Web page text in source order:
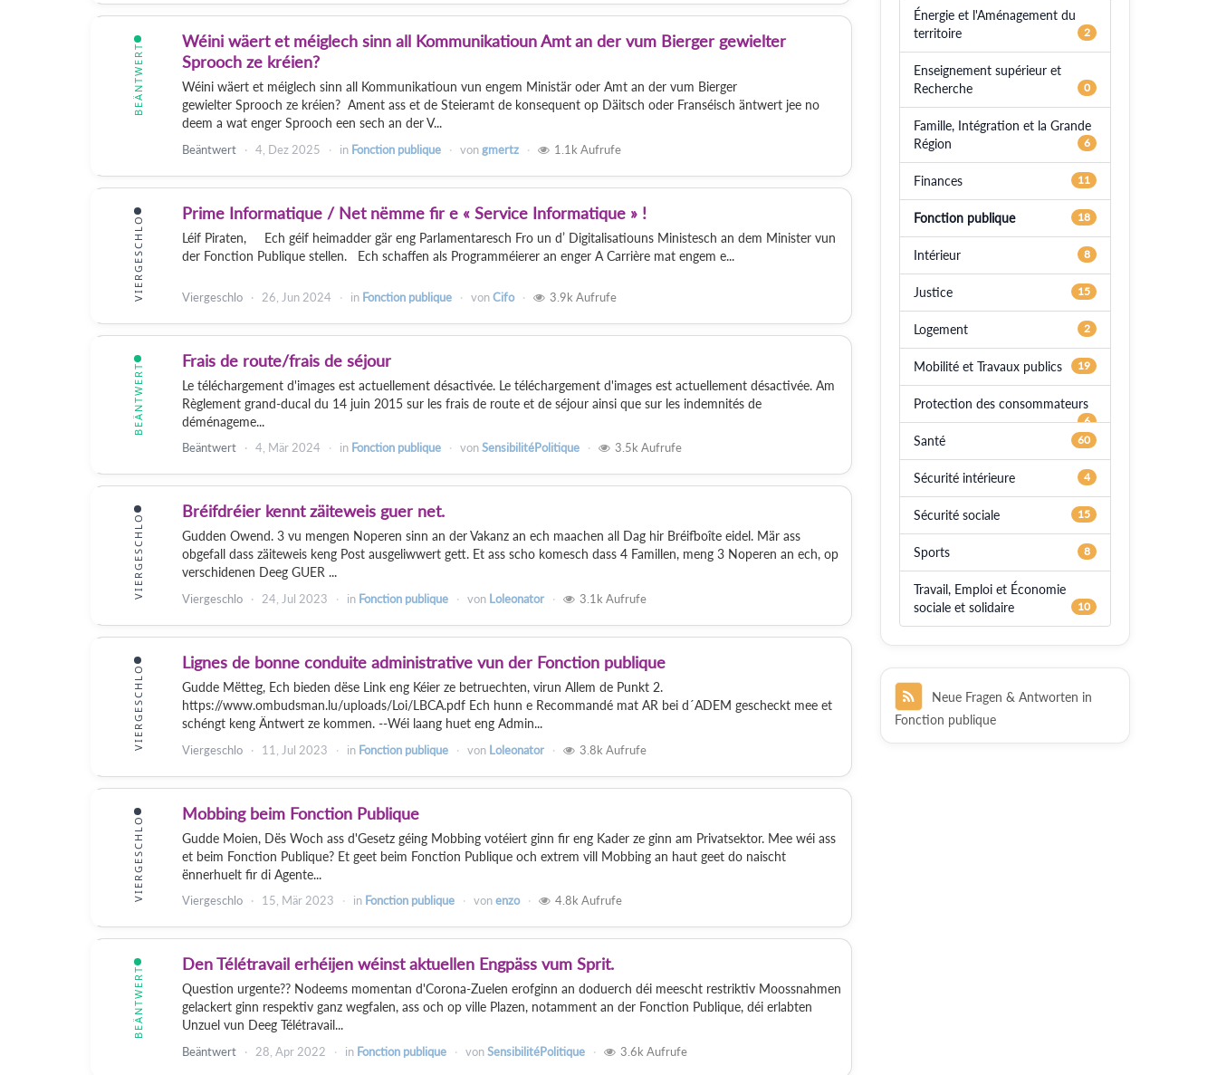
BEÄNTWERT
Wéini wäert et méiglech sinn all Kommunikatioun Amt an der vum Bierger gewielter
Sprooch ze kréien?
Wéini wäert et méiglech sinn all Kommunikatioun vun engem Ministär oder Amt an der vum Bierger
gewielter Sprooch ze kréien? Ament ass et de Steieramt de konsequent op Däitsch oder Franséisch äntwert jee no
deem a wat enger Sprooch een sech an der V...
Beäntwert 4, Dez 2025 in Fonction publique vongmertz 1.1k Aufrufe
VIERGESCHLO
Prime Informatique / Net nëmme fir e « Service Informatique » !
Léif Piraten, Ech géif heimadder gär eng Parlamentaresch Fro un d’ Digitalisatiouns Ministesch an dem Minister vun
der Fonction Publique stellen. Ech schaffen als Programméierer an enger A Carrière mat engem e...
Viergeschlo 26, Jun 2024 in Fonction publique vonCifo 3.9k Aufrufe
BEÄNTWERT
Frais de route/frais de séjour
Le téléchargement d'images est actuellement désactivée. Le téléchargement d'images est actuellement désactivée. Am
Règlement grand-ducal du 14 juin 2015 sur les frais de route et de séjour ainsi que sur les indemnités de
déménageme...
Beäntwert 4, Mär 2024 in Fonction publique vonSensibilitéPolitique 3.5k Aufrufe
VIERGESCHLO
Bréifdréier kennt zäiteweis guer net.
Gudden Owend. 3 vu mengen Noperen sinn an der Vakanz an ech maachen all Dag hir Bréifboîte eidel. Mär ass
obgefall dass zäiteweis keng Post ausgeliwwert gett. Et ass scho komesch dass 4 Famillen, meng 3 Noperen an ech, op
verschidenen Deeg GUER ...
Viergeschlo 24, Jul 2023 in Fonction publique von Loleonator 3.1k Aufrufe
VIERGESCHLO
Lignes de bonne conduite administrative vun der Fonction publique
Gudde Mëtteg, Ech bieden dëse Link eng Kéier ze betruechten, virun Allem de Punkt 2.
https://www.ombudsman.lu/uploads/Loi/LBCA.pdf Ech hunn e Recommandé mat AR bei d´ADEM gescheckt mee et
schéngt keng Äntwert ze kommen. --Wéi laang huet eng Admin...
Viergeschlo 11, Jul 2023 in Fonction publique von Loleonator 3.8k Aufrufe
VIERGESCHLO
Mobbing beim Fonction Publique
Gudde Moien, Dës Woch ass d'Gesetz géing Mobbing votéiert ginn fir eng Kader ze ginn am Privatsektor. Mee wéi ass
et beim Fonction Publique? Et geet beim Fonction Publique och extrem vill Mobbing an haut geet do naischt
ënnerhuelt fir di Agente...
Viergeschlo 15, Mär 2023 in Fonction publique vonenzo 4.8k Aufrufe
BEÄNTWERT
Den Télétravail erhéijen wéinst aktuellen Engpäss vum Sprit.
Question urgente?? Nodeems momentan d'Corona-Zuelen erofginn an doduerch déi meescht restriktiv Moossnahmen
gelackert ginn respektiv ganz wegfalen, ass och op ville Plazen, notamment an der Fonction Publique, déi erlabten
Unzuel vun Deeg Télétravail...
Beäntwert 28, Apr 2022 in Fonction publique vonSensibilitéPolitique 3.6k Aufrufe
Énergie et l'Aménagement du
territoire
2
Enseignement supérieur et
Recherche
0
Famille, Intégration et la Grande
Région
6
Finances 11
Fonction publique 18
Intérieur 8
Justice 15
Logement 2
Mobilité et Travaux publics 19
Protection des consommateurs
6
Santé 60
Sécurité intérieure 4
Sécurité sociale 15
Sports 8
Travail, Emploi et Économie
sociale et solidaire
10
Neue Fragen & Antworten in
Fonction publique